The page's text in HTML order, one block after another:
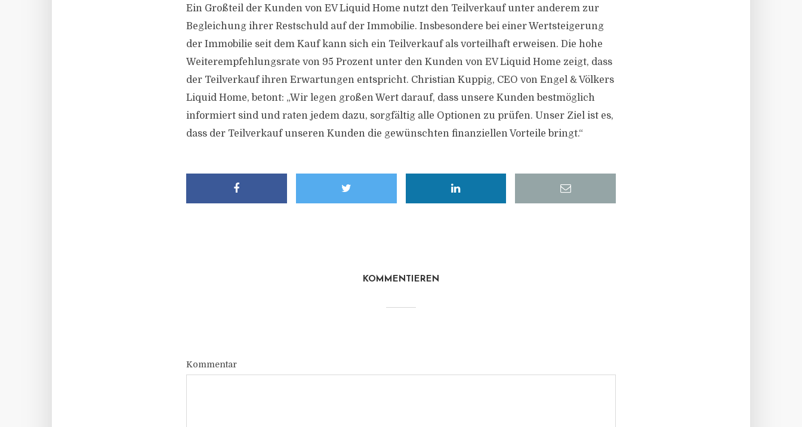
Ein Großteil der Kunden von EV Liquid Home nutzt den Teilverkauf unter anderem zur
Begleichung ihrer Restschuld auf der Immobilie. Insbesondere bei einer Wertsteigerung
der Immobilie seit dem Kauf kann sich ein Teilverkauf als vorteilhaft erweisen. Die hohe
Weiterempfehlungsrate von 95 Prozent unter den Kunden von EV Liquid Home zeigt, dass
der Teilverkauf ihren Erwartungen entspricht. Christian Kuppig, CEO von Engel & Völkers
Liquid Home, betont: „Wir legen großen Wert darauf, dass unsere Kunden bestmöglich
informiert sind und raten jedem dazu, sorgfältig alle Optionen zu prüfen. Unser Ziel ist es,
dass der Teilverkauf unseren Kunden die gewünschten finanziellen Vorteile bringt.“
KOMMENTIEREN
Kommentar